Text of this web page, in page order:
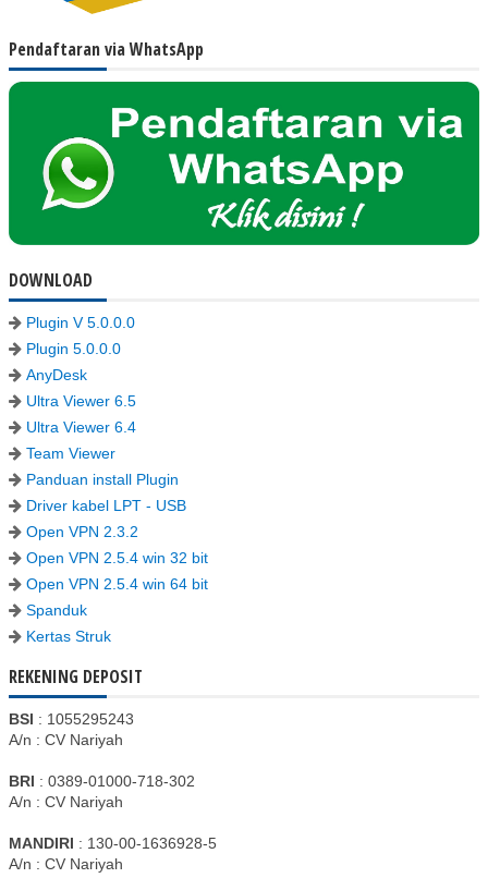
Pendaftaran via WhatsApp
DOWNLOAD
Plugin V 5.0.0.0
Plugin 5.0.0.0
AnyDesk
Ultra Viewer 6.5
Ultra Viewer 6.4
Team Viewer
Panduan install Plugin
Driver kabel LPT - USB
Open VPN 2.3.2
Open VPN 2.5.4 win 32 bit
Open VPN 2.5.4 win 64 bit
Spanduk
Kertas Struk
REKENING DEPOSIT
BSI : 1055295243
A/n : CV Nariyah
BRI : 0389-01000-718-302
A/n : CV Nariyah
MANDIRI : 130-00-1636928-5
A/n : CV Nariyah